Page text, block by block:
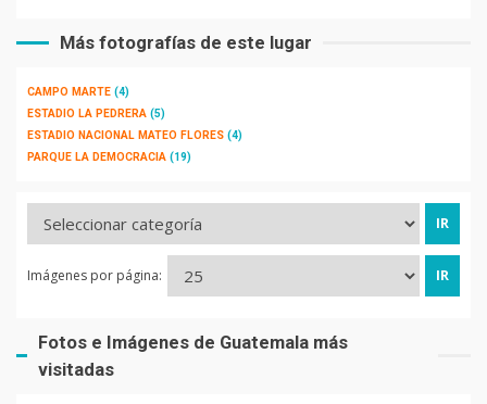
Más fotografías de este lugar
CAMPO MARTE (4)
ESTADIO LA PEDRERA (5)
ESTADIO NACIONAL MATEO FLORES (4)
PARQUE LA DEMOCRACIA (19)
Imágenes por página:
Fotos e Imágenes de Guatemala más
visitadas